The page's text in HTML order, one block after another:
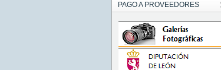
PAGO A PROVEEDORES